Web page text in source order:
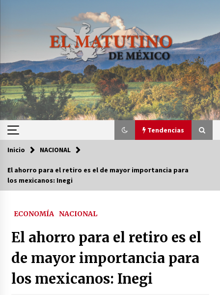
Tendencias
Tendencias
Certificado de Dafne Quintos revela homicidio;
Héctor Díaz-Polanco renuncia a la presidencia
de Morena en la CDMX
SMN alerta por lluvias intensas, granizo y calor
extremo en gran parte de México
Inicio NACIONAL
El ahorro para el retiro es el de mayor importancia para
los mexicanos: Inegi
ECONOMÍA NACIONAL
El ahorro para el retiro es el
de mayor importancia para
los mexicanos: Inegi